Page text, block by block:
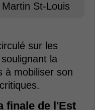
St-Louis
sur les
la
à mobiliser son
finale de l'Est